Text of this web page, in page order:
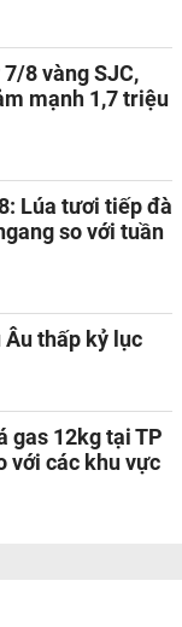
8 vàng SJC,
mạnh 1,7 triệu
Lúa tươi tiếp đà
so với tuần
thấp kỷ lục
gas 12kg tại TP
với các khu vực